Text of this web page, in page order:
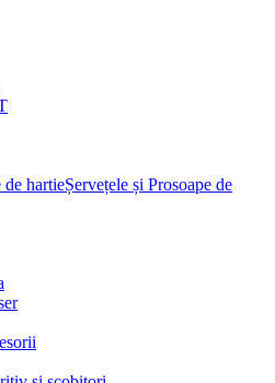
Șervețele și Prosoape de